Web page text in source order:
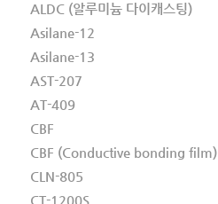
ALDC (알루미늄 다이캐스팅)
Asilane-12
Asilane-13
AST-207
AT-409
CBF
CBF (Conductive bonding film)
CLN-805
CT-1200S